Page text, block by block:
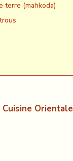
terre (mahkoda)
Orientale